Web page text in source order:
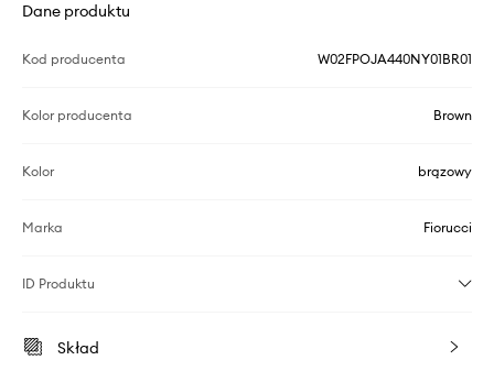
Dane produktu
Kod producenta W02FPOJA440NY01BR01
Kolor producenta Brown
Kolor brązowy
Marka Fiorucci
ID Produktu
Skład